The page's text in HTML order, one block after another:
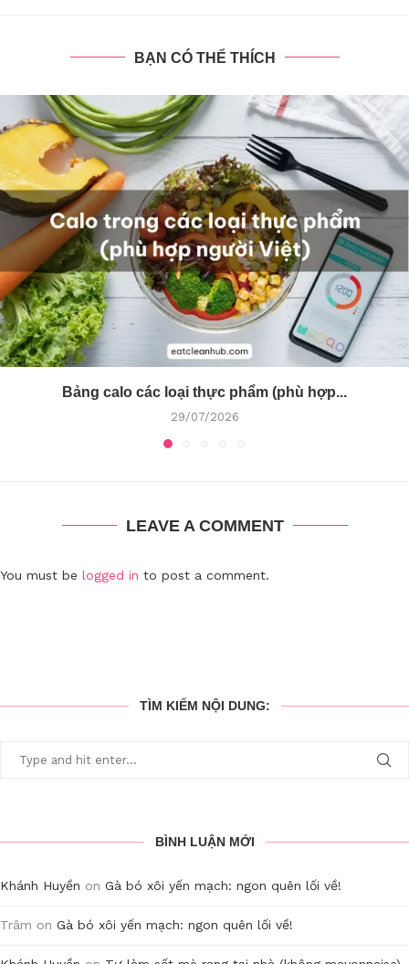
BẠN CÓ THỂ THÍCH
Bảng calo các loại thực phẩm (phù hợp...
29/07/2026
LEAVE A COMMENT
You must be logged in to post a comment.
TÌM KIẾM NỘI DUNG:
BÌNH LUẬN MỚI
Khánh Huyền on Gà bó xôi yến mạch: ngon quên lối về!
Trâm on Gà bó xôi yến mạch: ngon quên lối về!